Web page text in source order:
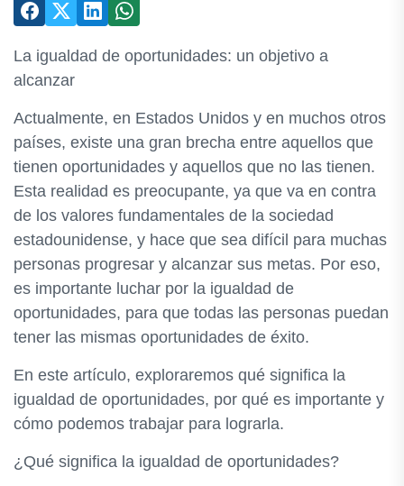
La igualdad de oportunidades: un objetivo a
alcanzar
Actualmente, en Estados Unidos y en muchos otros
países, existe una gran brecha entre aquellos que
tienen oportunidades y aquellos que no las tienen.
Esta realidad es preocupante, ya que va en contra
de los valores fundamentales de la sociedad
estadounidense, y hace que sea difícil para muchas
personas progresar y alcanzar sus metas. Por eso,
es importante luchar por la igualdad de
oportunidades, para que todas las personas puedan
tener las mismas oportunidades de éxito.
En este artículo, exploraremos qué significa la
igualdad de oportunidades, por qué es importante y
cómo podemos trabajar para lograrla.
¿Qué significa la igualdad de oportunidades?